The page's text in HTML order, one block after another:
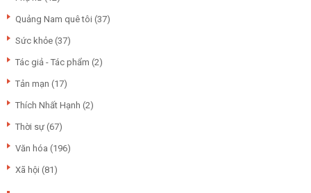
Quảng Nam quê tôi (37)
Sức khỏe (37)
Tác giả - Tác phẩm (2)
Tản mạn (17)
Thích Nhất Hạnh (2)
Thời sự (67)
Văn hóa (196)
Xã hội (81)